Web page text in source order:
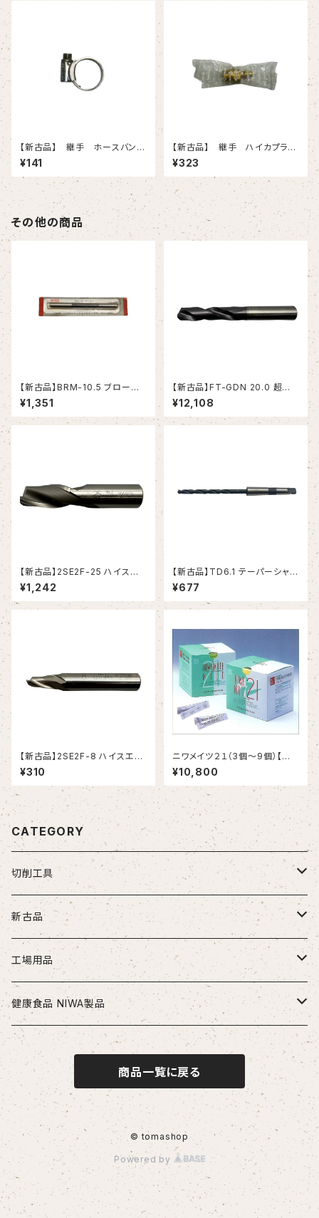
【新古品】 継手 ホースバン
ド 0 15個入りセット
¥141
【新古品】 継手 ハイカプラ
40PM-BSBM（日東工器）
¥323
その他の商品
【新古品】BRM-10.5 ブローチ
リーマ モールステーパシャンク
（日研工作所）
¥1,351
【新古品】FT-GDN 20.0 超硬ド
リル (OSG)
¥12,108
【新古品】2SE2F-25 ハイスエ
ンドミル(YG-1)
¥1,242
【新古品】TD6.1 テーパーシャン
¥677
【新古品】2SE2F-8 ハイスエン
ドミル (YG-1)
¥310
ニワメイツ２１（3個～9個）【送
料無料】
¥10,800
CATEGORY
切削工具
ドリル
ソリッドドリル（超硬/ハイス/他）
段付きドリル・座繰りドリル
ヘッド交換式ドリル
ヘッド交換式ドリル用ホルダ
刃先交換式ドリル用チップ
刃先交換式ドリル用ホルダ
センタリングドリル・センタードリル・スポットドリル
エンドミル
超硬エンドミル
ハイスエンドミル
タップ
ハンドタップ
スパイラルタップ
ポイントタップ
ロールタップ
リーマ
ストレートリーマ・ハンドリーマ
スパイラルリーマ・ヘリカルリーマ
テーパリーマ
チップ
外径用・内径用チップ
溝入れ用・突っ切り用チップ
ねじ切り用チップ（旋盤）
新古品
お得セット品
切削工具
ドリル
エンドミル
タップ
リーマ
チップ
配管部品
継手
治具
コレット
測定工具
コンベックス・巻尺
ノギス・定規
作業工具
工場用品
安全・保護用品
ヘルメット
健康食品 NIWA製品
ニワメイツ21 [送料無料]
ニワAOAFスペシャル[送料無料]
ロイヤルセレクト [送料無料]
商品一覧に戻る
© tomashop
Powered by